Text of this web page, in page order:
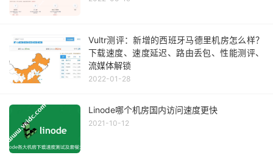
Vultr测评：新增的西班牙马德里机房怎么样？
下载速度、速度延迟、路由丢包、性能测评、
流媒体解锁
2022-01-28
Linode哪个机房国内访问速度更快
2021-10-12